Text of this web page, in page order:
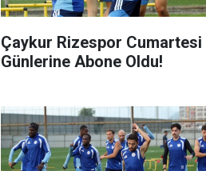
Çaykur Rizespor Cumartesi
Günlerine Abone Oldu!